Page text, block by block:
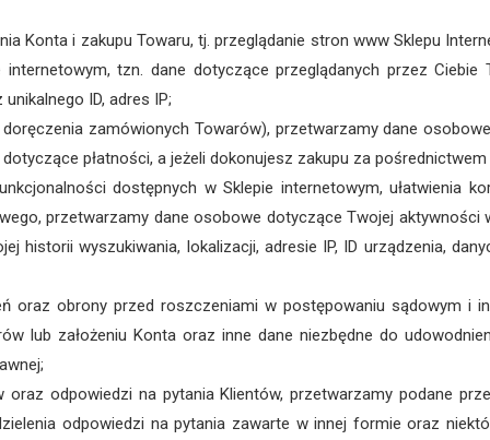
Konta i zakupu Towaru, tj. przeglądanie stron www Sklepu
tzn. dane dotyczące przeglądanych przez Ciebie
ID, adres IP;
zamówionych Towarów), przetwarzamy dane
płatności, a jeżeli dokonujesz zakupu za
dostępnych w Sklepie internetowym, ułatwienia
przetwarzamy dane osobowe dotyczące Twojej
historii wyszukiwania, lokalizacji, adresie IP, ID urządzenia,
oraz obrony przed roszczeniami w postępowaniu sądowym i
lub założeniu Konta oraz inne dane niezbędne do
odpowiedzi na pytania Klientów, przetwarzamy podane
odpowiedzi na pytania zawarte w innej formie oraz